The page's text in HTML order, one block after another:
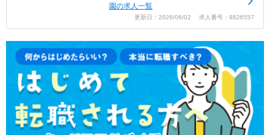
園の求人一覧
更新日：2026/06/02 求人番号：9826557